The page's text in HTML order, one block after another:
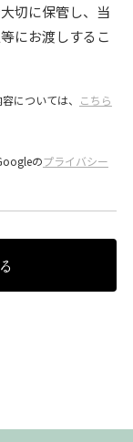
切に保管し、当
にお渡しするこ
については、
こちら
のプライバシー